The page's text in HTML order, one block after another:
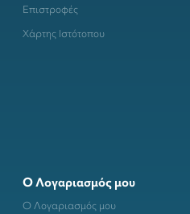
Επιστροφές
Χάρτης Ιστότοπου
Ο Λογαριασμός μου
Ο Λογαριασμός μου